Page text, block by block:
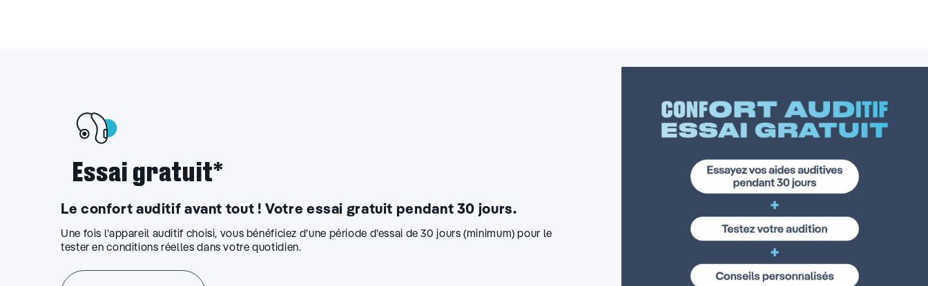
Essai gratuit*
Le confort auditif avant tout ! Votre essai gratuit pendant 30 jours.
Une fois l’appareil auditif choisi, vous bénéficiez d’une période d’essai de 30 jours (minimum) pour le
tester en conditions réelles dans votre quotidien.